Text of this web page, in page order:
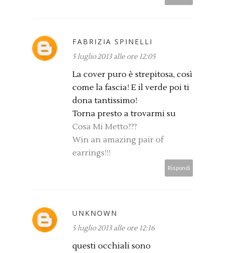
FABRIZIA SPINELLI
5 luglio 2013 alle ore 12:05
La cover puro è strepitosa, così
come la fascia! E il verde poi ti
dona tantissimo!
Torna presto a trovarmi su
Cosa Mi Metto???
Win an amazing pair of
earrings!!!
Rispondi
UNKNOWN
5 luglio 2013 alle ore 12:16
questi occhiali sono